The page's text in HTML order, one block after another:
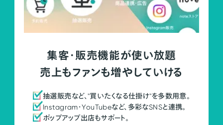
集客・販売機能が使い放題
売上もファンも増やしていける
抽選販売など、"買いたくなる仕掛け"を多数用意。
Instagram・YouTubeなど、多彩なSNSと連携。
ポップアップ出店もサポート。